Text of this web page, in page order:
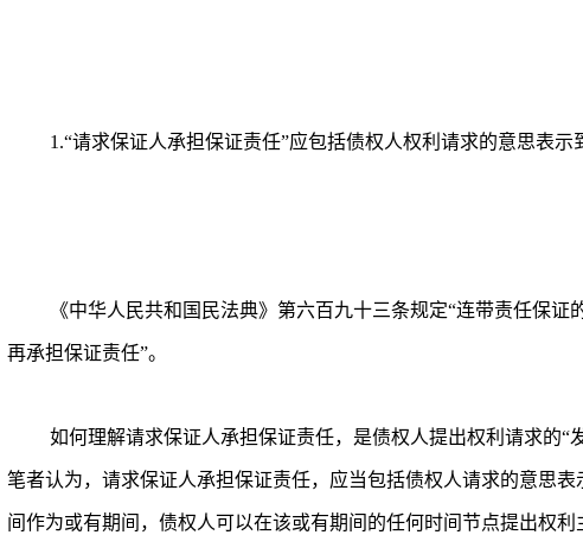
1.“请求保证人承担保证责任”应包括债权人权利请求的意思表示
《中华人民共和国民法典》第六百九十三条规定“连带责任保
再承担保证责任”。
如何理解请求保证人承担保证责任，是债权人提出权利请求的“
笔者认为，请求保证人承担保证责任，应当包括债权人请求的意思
间作为或有期间，债权人可以在该或有期间的任何时间节点提出权